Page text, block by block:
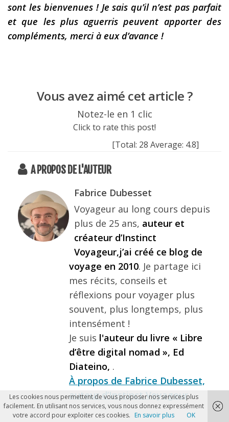
sont les bienvenues ! Je sais qu’il n’est pas parfait
et que les plus aguerris peuvent apporter des
compléments, merci à eux d’avance !
Vous avez aimé cet article ?
Notez-le en 1 clic
Click to rate this post!
[Total: 28 Average: 4.8]
A PROPOS DE L'AUTEUR
Fabrice Dubesset
Voyageur au long cours depuis
plus de 25 ans, auteur et
créateur d’Instinct
Voyageur,j’ai créé ce blog de
voyage en 2010. Je partage ici
mes récits, conseils et
réflexions pour voyager plus
souvent, plus longtemps, plus
intensément !
Je suis l'auteur du livre « Libre
d’être digital nomad », Ed
Diateino, .
À propos de Fabrice Dubesset,
auteur d’Instinct Voyageur
Les cookies nous permettent de vous proposer nos services plus
facilement. En utilisant nos services, vous nous donnez expressément
votre accord pour exploiter ces cookies. En savoir plus OK